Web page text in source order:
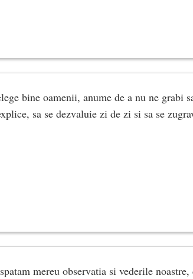
bine oamenii, anume de a nu ne grabi
sa se dezvaluie zi de zi si sa se
mereu observatia si vederile noastre,